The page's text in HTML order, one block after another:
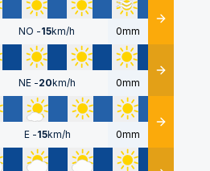
NO -15km/h 0mm Détails
NE -20km/h 0mm Détails
E -15km/h 0mm Détails